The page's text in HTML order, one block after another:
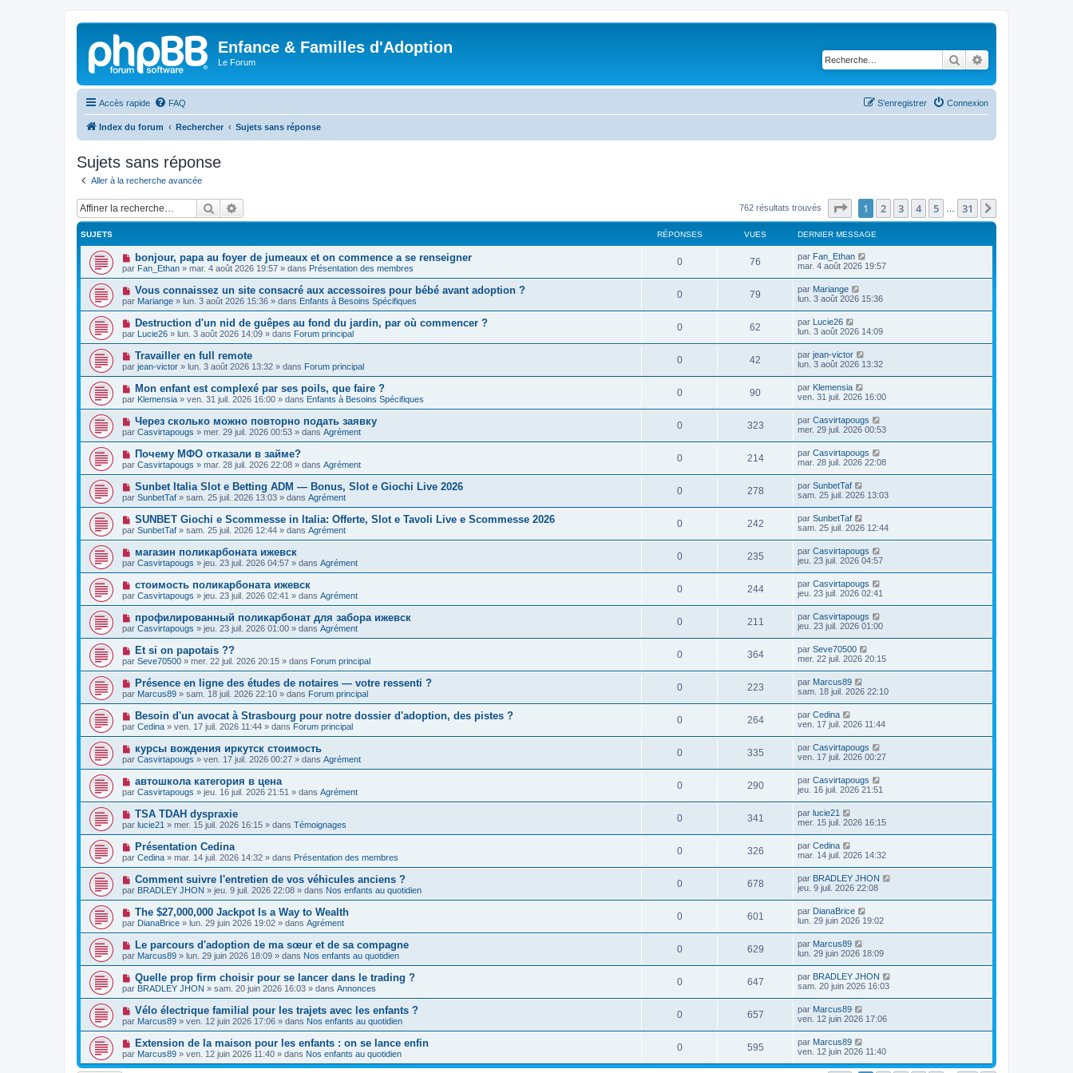
Enfance & Familles d'Adoption
Le Forum Rechercher
Accès rapide FAQ Connexion
S’enregistrer
Index du forum Rechercher Sujets sans réponse
Sujets sans réponse
Aller à la recherche avancée
Rechercher 762 résultats trouvés Page sur31
1 2 3 4 5 31
SUJETS RÉPONSES VUES DERNIER MESSAGE
N
o
u
v
a
u
m
e
s
s
g
e
bonjour, papa au foyer de jumeaux et on commence a se renseigner
par Fan_Ethan » mar. 4 août 2026 19:57 » dans Présentation des membres
0 76 par Fan_Ethan
mar. 4 août 2026 19:57
N
o
u
v
e
a
u
m
e
s
s
a
g
e
Vous connaissez un site consacré aux accessoires pour bébé avant adoption ?
par Mariange » lun. 3 août 2026 15:36 » dans Enfants à Besoins Spécifiques
0 79 par Mariange
lun. 3 août 2026 15:36
N
o
u
v
a
u
m
e
s
s
g
e
Destruction d'un nid de guêpes au fond du jardin, par où commencer ?
par Lucie26 » lun. 3 août 2026 14:09 » dans Forum principal
0 62 par Lucie26
lun. 3 août 2026 14:09
N
o
u
v
e
a
u
m
e
s
s
a
g
e
Travailler en full remote
par jean-victor » lun. 3 août 2026 13:32 » dans Forum principal
0 42 par jean-victor
lun. 3 août 2026 13:32
N
o
u
v
e
a
u
m
e
s
s
a
g
e
Mon enfant est complexé par ses poils, que faire ?
par Klemensia » ven. 31 juil. 2026 16:00 » dans Enfants à Besoins Spécifiques
0 90 par Klemensia
ven. 31 juil. 2026 16:00
N
o
u
v
e
a
u
m
e
s
s
a
g
e
Через сколько можно повторно подать заявку
par Casvirtapougs » mer. 29 juil. 2026 00:53 » dans Agrément
0 323 par Casvirtapougs
mer. 29 juil. 2026 00:53
N
o
u
v
e
a
u
m
e
s
a
g
e
Почему МФО отказали в займе?
par Casvirtapougs » mar. 28 juil. 2026 22:08 » dans Agrément
0 214 par Casvirtapougs
mar. 28 juil. 2026 22:08
N
o
u
v
e
a
u
m
e
s
a
g
e
Sunbet Italia Slot e Betting ADM — Bonus, Slot e Giochi Live 2026
par SunbetTaf » sam. 25 juil. 2026 13:03 » dans Agrément
0 278 par SunbetTaf
sam. 25 juil. 2026 13:03
N
o
u
e
a
u
m
e
s
a
g
e
SUNBET Giochi e Scommesse in Italia: Offerte, Slot e Tavoli Live e Scommesse 2026
par SunbetTaf » sam. 25 juil. 2026 12:44 » dans Agrément
0 242 par SunbetTaf
sam. 25 juil. 2026 12:44
N
o
u
e
a
u
m
e
s
s
a
g
e
магазин поликарбоната ижевск
par Casvirtapougs » jeu. 23 juil. 2026 04:57 » dans Agrément
0 235 par Casvirtapougs
jeu. 23 juil. 2026 04:57
N
o
u
e
a
u
m
e
s
s
a
g
e
стоимость поликарбоната ижевск
par Casvirtapougs » jeu. 23 juil. 2026 02:41 » dans Agrément
0 244 par Casvirtapougs
jeu. 23 juil. 2026 02:41
N
o
u
v
e
a
u
m
e
s
s
a
g
e
профилированный поликарбонат для забора ижевск
par Casvirtapougs » jeu. 23 juil. 2026 01:00 » dans Agrément
0 211 par Casvirtapougs
jeu. 23 juil. 2026 01:00
N
o
u
v
e
a
u
m
e
s
a
g
e
Et si on papotais ??
par Seve70500 » mer. 22 juil. 2026 20:15 » dans Forum principal
0 364 par Seve70500
mer. 22 juil. 2026 20:15
N
o
u
v
e
a
u
m
e
s
a
g
e
Présence en ligne des études de notaires — votre ressenti ?
par Marcus89 » sam. 18 juil. 2026 22:10 » dans Forum principal
0 223 par Marcus89
sam. 18 juil. 2026 22:10
N
o
u
e
a
u
m
e
s
s
g
e
Besoin d'un avocat à Strasbourg pour notre dossier d'adoption, des pistes ?
par Cedina » ven. 17 juil. 2026 11:44 » dans Forum principal
0 264 par Cedina
ven. 17 juil. 2026 11:44
N
o
u
e
a
u
m
e
s
s
a
g
e
курсы вождения иркутск стоимость
par Casvirtapougs » ven. 17 juil. 2026 00:27 » dans Agrément
0 335 par Casvirtapougs
ven. 17 juil. 2026 00:27
N
o
u
v
a
u
m
e
s
s
a
g
e
автошкола категория в цена
par Casvirtapougs » jeu. 16 juil. 2026 21:51 » dans Agrément
0 290 par Casvirtapougs
jeu. 16 juil. 2026 21:51
N
o
u
v
e
a
u
m
e
s
s
g
e
TSA TDAH dyspraxie
par lucie21 » mer. 15 juil. 2026 16:15 » dans Témoignages
0 341 par lucie21
mer. 15 juil. 2026 16:15
N
o
u
e
a
u
m
e
s
s
a
g
e
Présentation Cedina
par Cedina » mar. 14 juil. 2026 14:32 » dans Présentation des membres
0 326 par Cedina
mar. 14 juil. 2026 14:32
N
o
u
v
a
u
e
s
s
a
g
e
Comment suivre l'entretien de vos véhicules anciens ?
par BRADLEY JHON » jeu. 9 juil. 2026 22:08 » dans Nos enfants au quotidien
0 678 par BRADLEY JHON
jeu. 9 juil. 2026 22:08
N
o
u
v
e
a
u
m
e
s
s
g
e
The $27,000,000 Jackpot Is a Way to Wealth
par DianaBrice » lun. 29 juin 2026 19:02 » dans Agrément
0 601 par DianaBrice
lun. 29 juin 2026 19:02
N
o
u
e
a
u
m
e
s
s
a
g
e
Le parcours d'adoption de ma sœur et de sa compagne
par Marcus89 » lun. 29 juin 2026 18:09 » dans Nos enfants au quotidien
0 629 par Marcus89
lun. 29 juin 2026 18:09
N
o
u
v
a
u
m
e
s
Quelle prop firm choisir pour se lancer dans le trading ?
par BRADLEY JHON » sam. 20 juin 2026 16:03 » dans Annonces
0 647 par BRADLEY JHON
sam. 20 juin 2026 16:03
N
o
u
v
e
a
u
Vélo électrique familial pour les trajets avec les enfants ?
par Marcus89 » ven. 12 juin 2026 17:06 » dans Nos enfants au quotidien
0 657 par Marcus89
ven. 12 juin 2026 17:06
N
o
u
v
Extension de la maison pour les enfants : on se lance enfin
par Marcus89 » ven. 12 juin 2026 11:40 » dans Nos enfants au quotidien
0 595 par Marcus89
ven. 12 juin 2026 11:40